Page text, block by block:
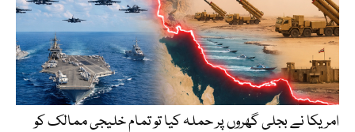
امریکا نے بجلی گھروں پر حملہ کیا تو تمام خلیجی ممالک کو